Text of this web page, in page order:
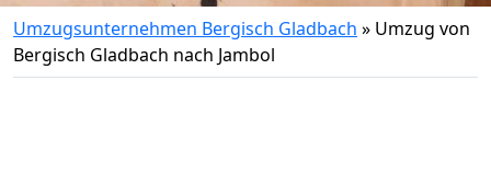
Umzugsunternehmen Bergisch Gladbach » Umzug von
Bergisch Gladbach nach Jambol